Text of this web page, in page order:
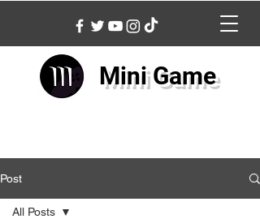
Mini Game
Post
All Posts